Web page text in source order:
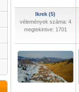
Ikrek (5)
vélemények száma: 4
megtekintve: 1701